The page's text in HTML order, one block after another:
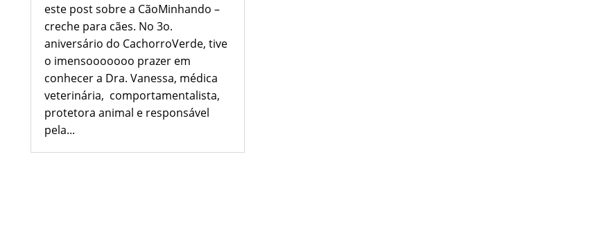
este post sobre a CãoMinhando –
creche para cães. No 3o.
aniversário do CachorroVerde, tive
o imensooooooo prazer em
conhecer a Dra. Vanessa, médica
veterinária, comportamentalista,
protetora animal e responsável
pela...